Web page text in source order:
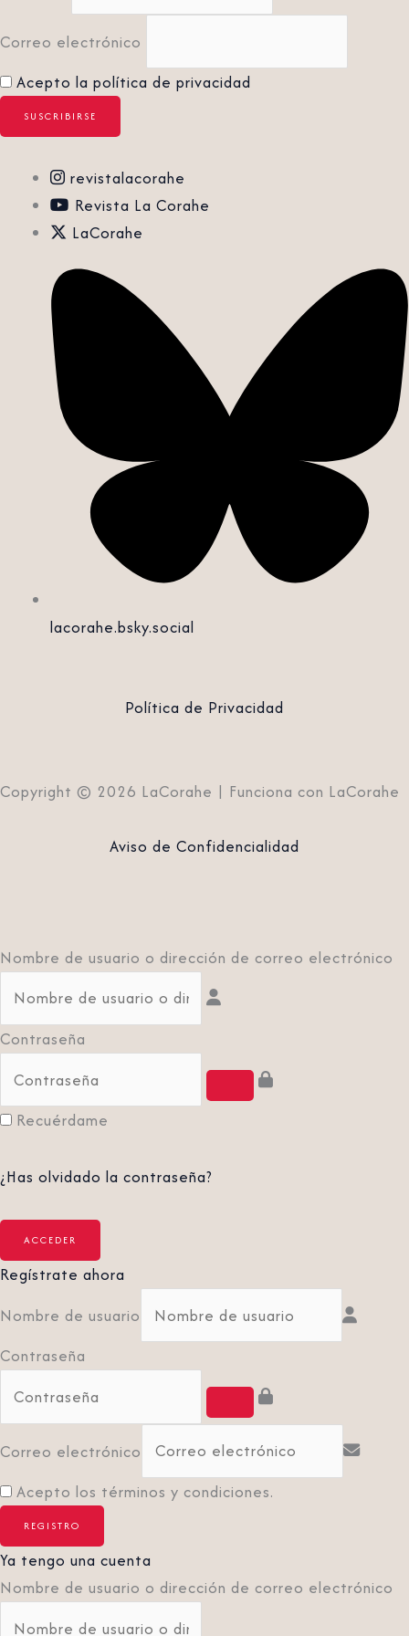
Correo electrónico
Acepto la política de privacidad
revistalacorahe
Revista La Corahe
LaCorahe
lacorahe.bsky.social‬
Política de Privacidad
Copyright © 2026 LaCorahe | Funciona con LaCorahe
Aviso de Confidencialidad
Nombre de usuario o dirección de correo electrónico
Contraseña
Recuérdame
¿Has olvidado la contraseña?
Regístrate ahora
Nombre de usuario
Contraseña
Correo electrónico
Acepto los términos y condiciones.
Ya tengo una cuenta
Nombre de usuario o dirección de correo electrónico